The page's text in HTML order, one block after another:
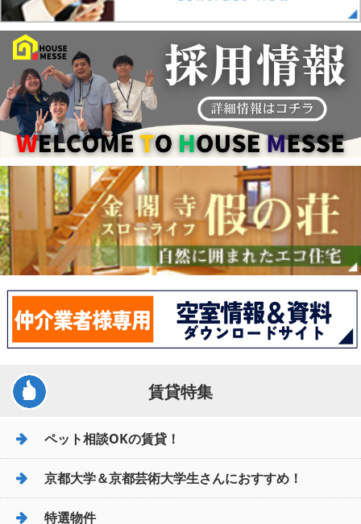
賃貸特集
ペット相談OKの賃貸！
京都大学＆京都芸術大学生さんにおすすめ！
特選物件